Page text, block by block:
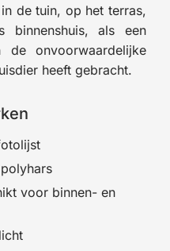
de tuin, op het terras,
als een
de onvoorwaardelijke
heeft gebracht.
voor binnen- en